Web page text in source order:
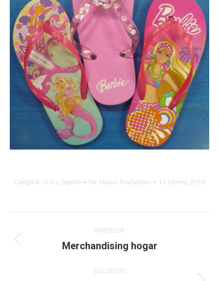
Categoría: Ocio y Deporte Por Abakan Productions 14 febrero, 2019
Navegación
entre
ANTERIOR
Proyecto
Merchandising hogar
SIGUIENTE